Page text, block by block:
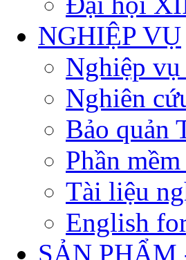
NGHIỆP VỤ
Nghiệp
Nghiên
Bảo quản
Phần
Tài liệu
English
SẢN